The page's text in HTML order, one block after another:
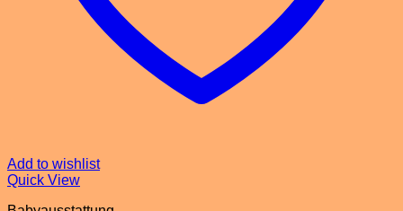
Add to wishlist
Quick View